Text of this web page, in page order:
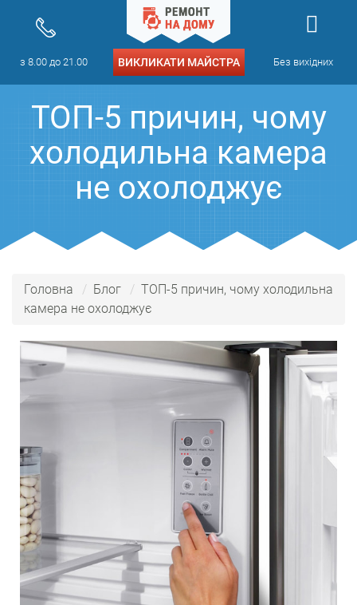
з 8.00 до 21.00 ВИКЛИКАТИ МАЙСТРА Без вихідних
ТОП-5 причин, чому
холодильна камера
не охолоджує
Головна Блог
ТОП-5 причин, чому холодильна
камера не охолоджує